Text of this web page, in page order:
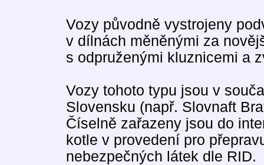
Vozy původně vystrojeny
v dílnách měněnými za
s odpruženými kluznicemi a
Vozy tohoto typu jsou v
Slovensku (např. Slovnaft
Číselně zařazeny jsou do
kotle v provedení pro
nebezpečných látek dle RID.